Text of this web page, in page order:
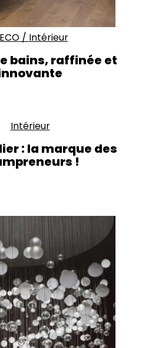
/ Intérieur
bains, raffinée et
Intérieur
: la marque des
!